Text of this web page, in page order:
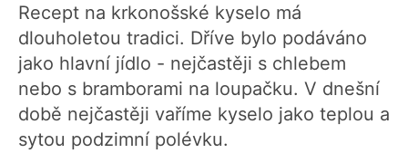
Recept na krkonošské kyselo má
dlouholetou tradici. Dříve bylo podáváno
jako hlavní jídlo - nejčastěji s chlebem
nebo s bramborami na loupačku. V dnešní
době nejčastěji vaříme kyselo jako teplou a
sytou podzimní polévku.